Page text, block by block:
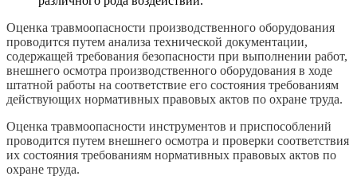
Оценка травмоопасности производственного оборудования
проводится путем анализа технической документации,
содержащей требования безопасности при выполнении работ,
внешнего осмотра производственного оборудования в ходе
штатной работы на соответствие его состояния требованиям
действующих нормативных правовых актов по охране труда.
Оценка травмоопасности инструментов и приспособлений
проводится путем внешнего осмотра и проверки соответствия
их состояния требованиям нормативных правовых актов по
охране труда.